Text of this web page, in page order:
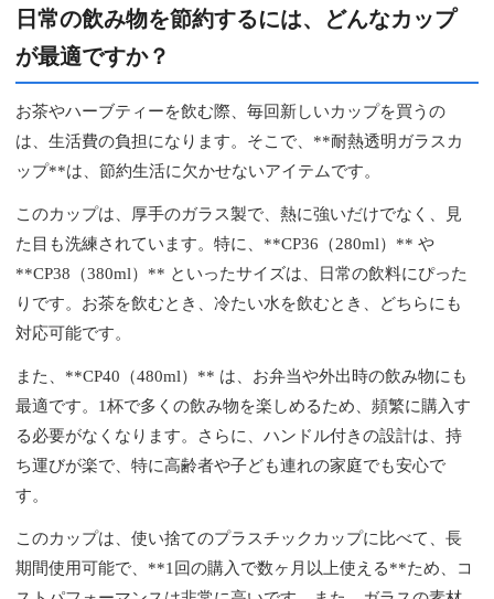
日常の飲み物を節約するには、どんなカップ
が最適ですか？
お茶やハーブティーを飲む際、毎回新しいカップを買うの
は、生活費の負担になります。そこで、**耐熱透明ガラスカ
ップ**は、節約生活に欠かせないアイテムです。
このカップは、厚手のガラス製で、熱に強いだけでなく、見
た目も洗練されています。特に、**CP36（280ml）** や
**CP38（380ml）** といったサイズは、日常の飲料にぴった
りです。お茶を飲むとき、冷たい水を飲むとき、どちらにも
対応可能です。
また、**CP40（480ml）** は、お弁当や外出時の飲み物にも
最適です。1杯で多くの飲み物を楽しめるため、頻繁に購入す
る必要がなくなります。さらに、ハンドル付きの設計は、持
ち運びが楽で、特に高齢者や子ども連れの家庭でも安心で
す。
このカップは、使い捨てのプラスチックカップに比べて、長
期間使用可能で、**1回の購入で数ヶ月以上使える**ため、コ